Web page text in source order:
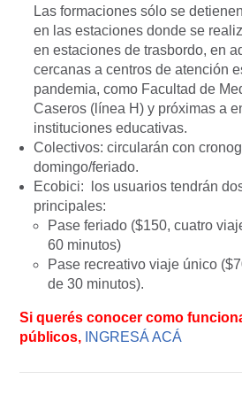
Las formaciones sólo se
en las estaciones donde se
en estaciones de trasbordo, en
cercanas a centros de atención
pandemia, como Facultad de
Caseros (línea H) y próximas a
instituciones educativas.
Colectivos: circularán con
domingo/feriado.
Ecobici: los usuarios tendrán
principales:
Pase feriado ($150, cuatro
60 minutos)
Pase recreativo viaje único
de 30 minutos).
Si querés conocer como
públicos, INGRESÁ ACÁ